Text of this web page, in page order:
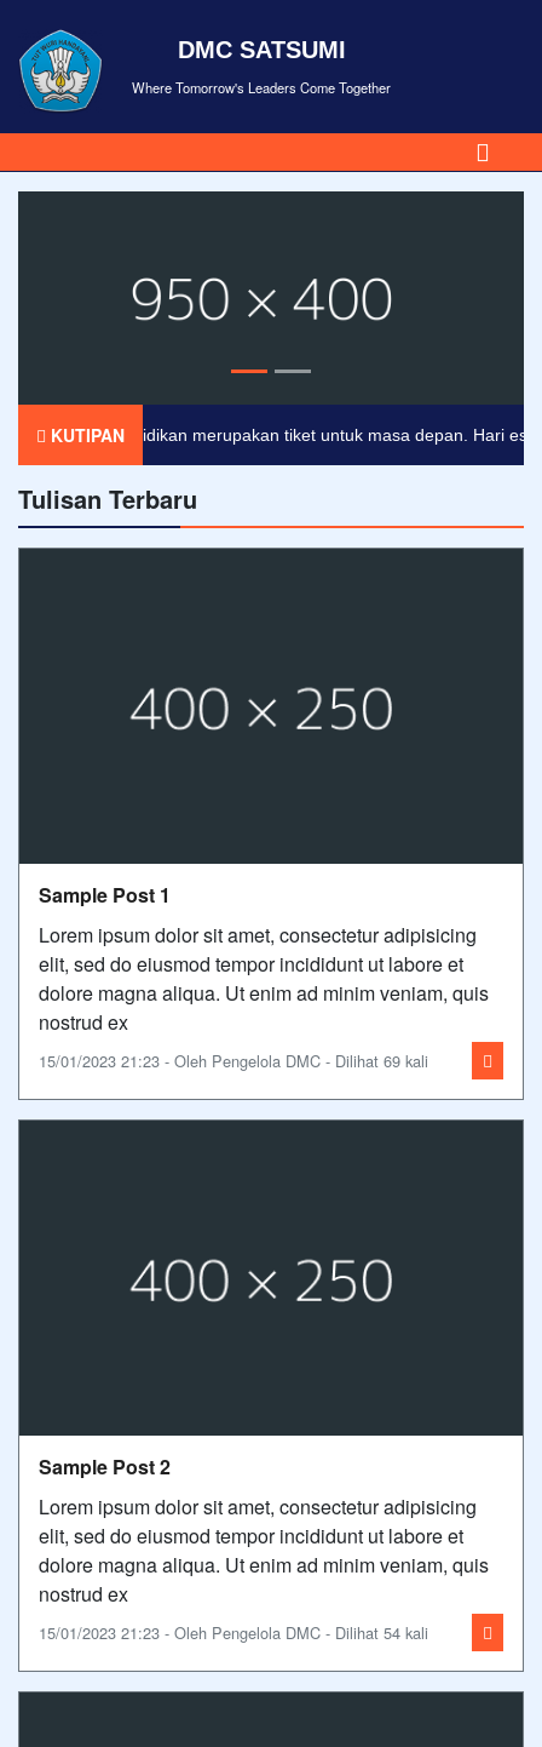
DMC SATSUMI
Where Tomorrow's Leaders Come Together
KUTIPAN
Pendidikan merupakan tiket untuk masa depan. Hari esok
Tulisan Terbaru
Sample Post 1
Lorem ipsum dolor sit amet, consectetur adipisicing
elit, sed do eiusmod tempor incididunt ut labore et
dolore magna aliqua. Ut enim ad minim veniam, quis
nostrud ex
15/01/2023 21:23 - Oleh Pengelola DMC - Dilihat 69 kali
Sample Post 2
Lorem ipsum dolor sit amet, consectetur adipisicing
elit, sed do eiusmod tempor incididunt ut labore et
dolore magna aliqua. Ut enim ad minim veniam, quis
nostrud ex
15/01/2023 21:23 - Oleh Pengelola DMC - Dilihat 54 kali